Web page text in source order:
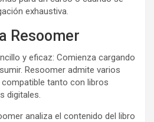
exhaustiva.
Resoomer
y eficaz: Comienza cargando
Resoomer admite varios
tanto con libros
digitales.
analiza el contenido del libro